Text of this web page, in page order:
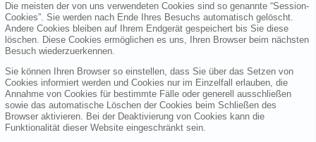
Die meisten der von uns verwendeten Cookies sind so genannte “Session-
Cookies”. Sie werden nach Ende Ihres Besuchs automatisch gelöscht.
Andere Cookies bleiben auf Ihrem Endgerät gespeichert bis Sie diese
löschen. Diese Cookies ermöglichen es uns, Ihren Browser beim nächsten
Besuch wiederzuerkennen.
Sie können Ihren Browser so einstellen, dass Sie über das Setzen von
Cookies informiert werden und Cookies nur im Einzelfall erlauben, die
Annahme von Cookies für bestimmte Fälle oder generell ausschließen
sowie das automatische Löschen der Cookies beim Schließen des
Browser aktivieren. Bei der Deaktivierung von Cookies kann die
Funktionalität dieser Website eingeschränkt sein.